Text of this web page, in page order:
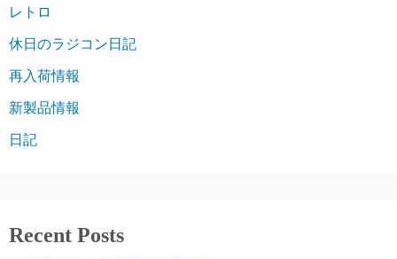
レトロ
休日のラジコン日記
再入荷情報
新製品情報
日記
Recent Posts